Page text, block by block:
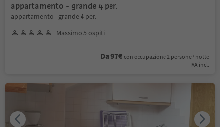
appartamento - grande 4 per.
appartamento - grande 4 per.
Massimo 5 ospiti
Da 97€ con occupazione 2 persone / notte
IVA incl.